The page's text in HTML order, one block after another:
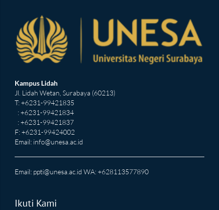
Kampus Lidah
Jl. Lidah Wetan, Surabaya (60213)
T: +6231-99421835
: +6231-99421834
: +6231-99421837
F: +6231-99424002
Email: info@unesa.ac.id
Email: ppti@unesa.ac.id WA: +628113577890
Ikuti Kami